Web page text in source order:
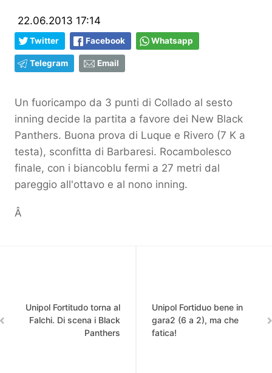
22.06.2013 17:14
Twitter Facebook Whatsapp
Telegram Email
Un fuoricampo da 3 punti di Collado al sesto
inning decide la partita a favore dei New Black
Panthers. Buona prova di Luque e Rivero (7 K a
testa), sconfitta di Barbaresi. Rocambolesco
finale, con i biancoblu fermi a 27 metri dal
pareggio all'ottavo e al nono inning.
Â
Unipol Fortitudo torna al
Falchi. Di scena i Black
Panthers
Unipol Fortiduo bene in
gara2 (6 a 2), ma che
fatica!